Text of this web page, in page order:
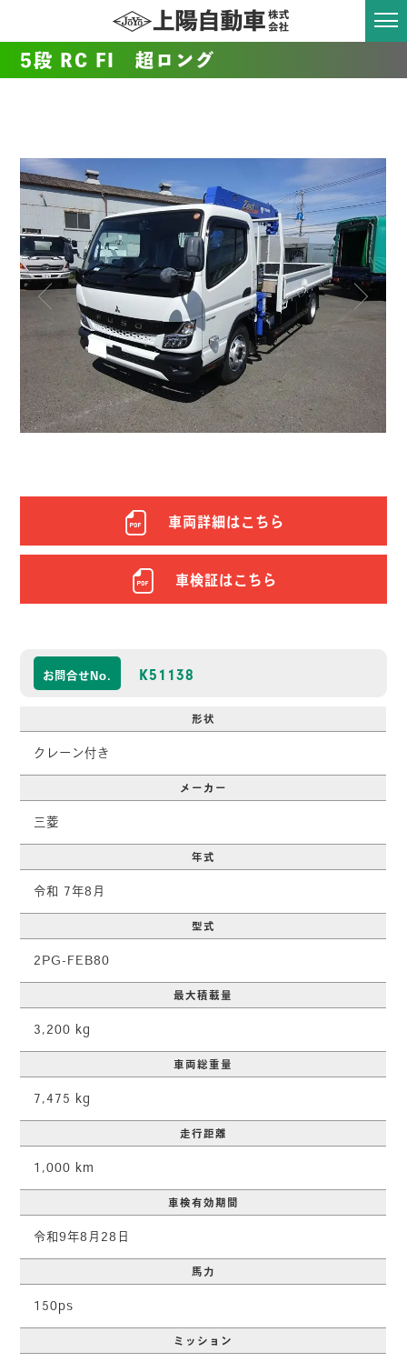
5段 RC FI 超ロング
お問合せNo. K51138
形状
クレーン付き
メーカー
三菱
年式
令和 7年8月
型式
2PG-FEB80
最大積載量
3,200 kg
車両総重量
7,475 kg
走行距離
1,000 km
車検有効期間
令和9年8月28日
馬力
150ps
ミッション
車両詳細はこちら
車検証はこちら